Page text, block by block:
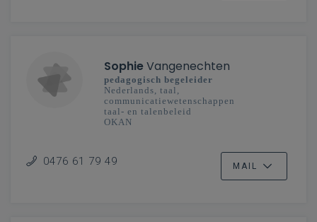
SophieVangenechten
pedagogisch begeleider
Nederlands, taal,
communicatiewetenschappen
taal- en talenbeleid
OKAN
0476 61 79 49 MAIL